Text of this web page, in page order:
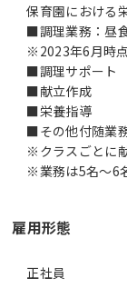
保育園における
■調理業務：昼
※2023年6月時点
■調理サポート
■献立作成
■栄養指導
■その他付随業
※クラスごとに
※業務は5名～6
雇用形態
正社員